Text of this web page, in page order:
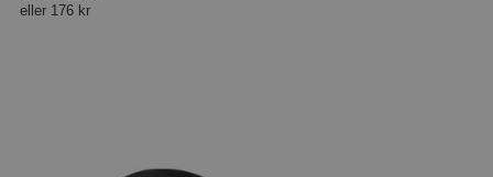
eller 176 kr